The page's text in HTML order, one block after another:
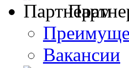
Вакансии